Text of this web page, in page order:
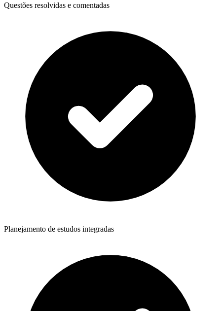
Questões resolvidas e comentadas
Planejamento de estudos integradas